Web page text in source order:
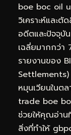
boe boc oil
วิเคราะห์และตั
อดีตและปัจจุบั
เฉลี่ยมากกว่า
รายงานของ
หมุนเวียนในต
trade boe
ช่วยให้คุณอ่าน
สิ่งที่ทำให้